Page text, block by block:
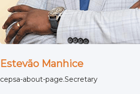
Estevão Manhice
cepsa-about-page.Secretary